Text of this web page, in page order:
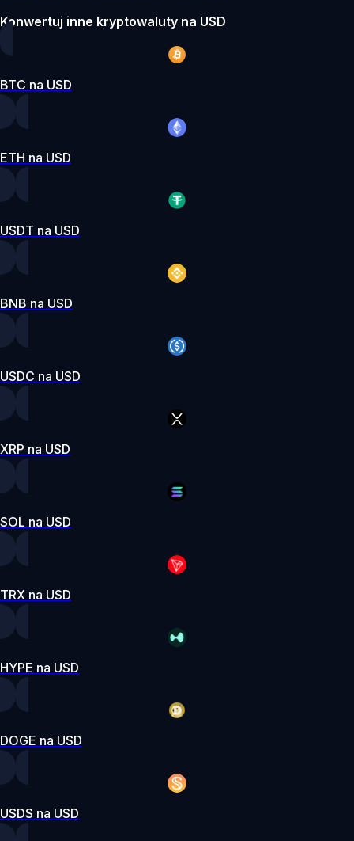
Konwertuj inne kryptowaluty na USD
BTC na USD
ETH na USD
USDT na USD
BNB na USD
USDC na USD
XRP na USD
SOL na USD
TRX na USD
HYPE na USD
DOGE na USD
USDS na USD